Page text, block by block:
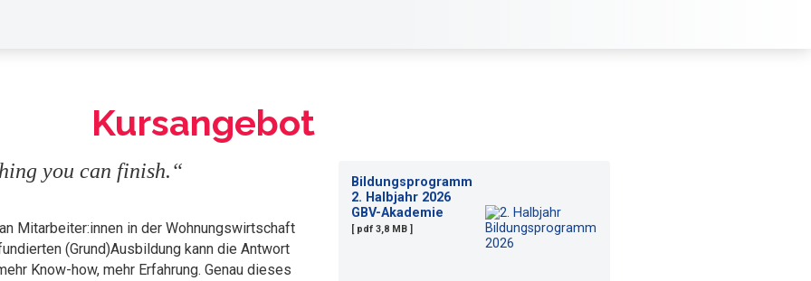
Kursangebot
Bildungsprogramm
2. Halbjahr 2026
GBV-Akademie
[ pdf 3,8 MB ]
you can finish.“
Mitarbeiter:innen in der Wohnungswirtschaft
(Grund)Ausbildung kann die Antwort
Know-how, mehr Erfahrung. Genau dieses